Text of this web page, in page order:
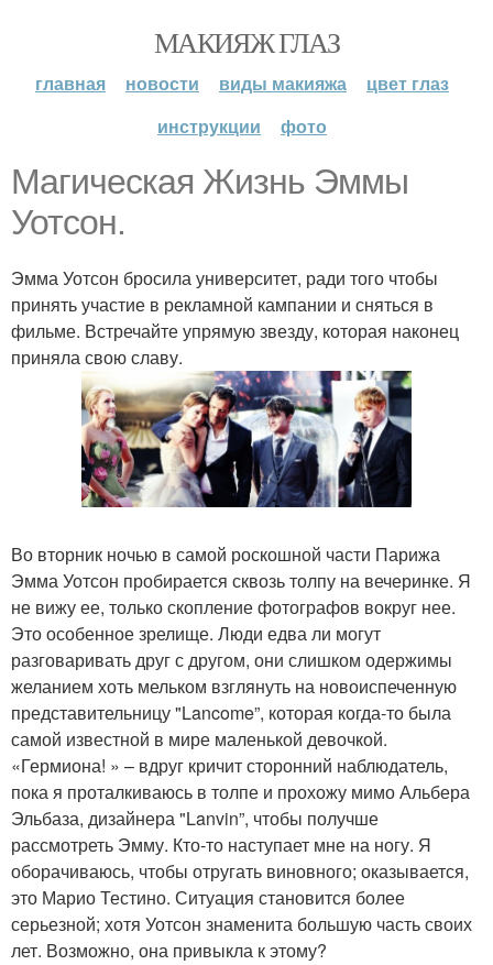
МАКИЯЖ ГЛАЗ
главная новости виды макияжа
цвет глаз
инструкции
фото
Магическая Жизнь Эммы
Уотсон.
Эмма Уотсон бросила университет, ради того чтобы
принять участие в рекламной кампании и сняться в
фильме. Встречайте упрямую звезду, которая наконец
приняла свою славу.
Во вторник ночью в самой роскошной части Парижа
Эмма Уотсон пробирается сквозь толпу на вечеринке. Я
не вижу ее, только скопление фотографов вокруг нее.
Это особенное зрелище. Люди едва ли могут
разговаривать друг с другом, они слишком одержимы
желанием хоть мельком взглянуть на новоиспеченную
представительницу "Lancome”, которая когда-то была
самой известной в мире маленькой девочкой.
«Гермиона! » – вдруг кричит сторонний наблюдатель,
пока я проталкиваюсь в толпе и прохожу мимо Альбера
Эльбаза, дизайнера "Lanvin”, чтобы получше
рассмотреть Эмму. Кто-то наступает мне на ногу. Я
оборачиваюсь, чтобы отругать виновного; оказывается,
это Марио Тестино. Ситуация становится более
серьезной; хотя Уотсон знаменита большую часть своих
лет. Возможно, она привыкла к этому?